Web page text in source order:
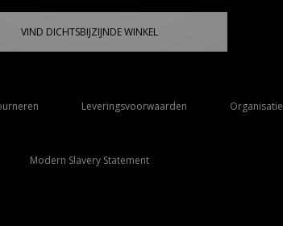
VIND DICHTSBIJZIJNDE WINKEL
Leveringsvoorwaarden Organisatie
Modern Slavery Statement